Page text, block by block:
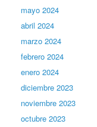
mayo 2024
abril 2024
marzo 2024
febrero 2024
enero 2024
diciembre 2023
noviembre 2023
octubre 2023